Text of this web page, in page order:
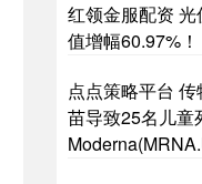
红领金服配资 光
值增幅60.97%！
点点策略平台
苗导致25名儿童